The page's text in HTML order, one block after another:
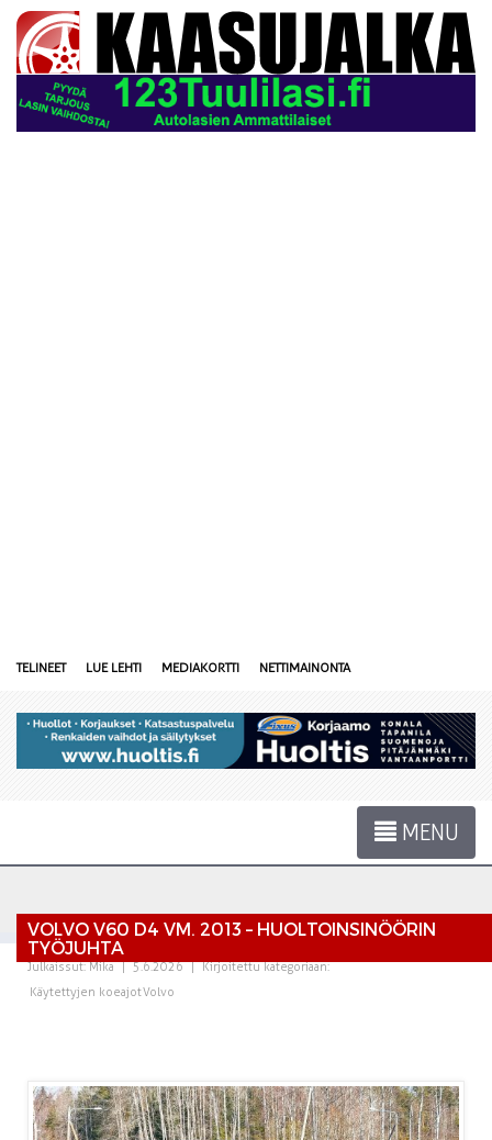
TELINEET LUE LEHTI MEDIAKORTTI NETTIMAINONTA
MENU
VOLVO V60 D4 VM. 2013 – HUOLTOINSINÖÖRIN
TYÖJUHTA
Julkaissut:Mika | 5.6.2026 | Kirjoitettu kategoriaan:
Käytettyjen koeajotVolvo